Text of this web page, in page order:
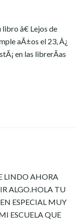
â€ Lejos de
aÃ±os el 23, Â¿
en las librerÃ­as
LINDO AHORA
ALGO.HOLA TU
ESPECIAL MUY
ESCUELA QUE